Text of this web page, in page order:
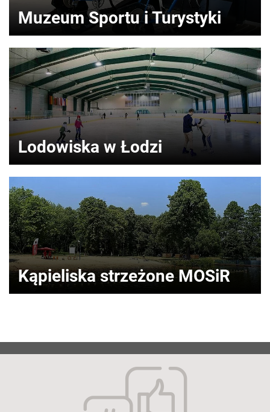
Muzeum Sportu i Turystyki
Lodowiska w Łodzi
Kąpieliska strzeżone MOSiR